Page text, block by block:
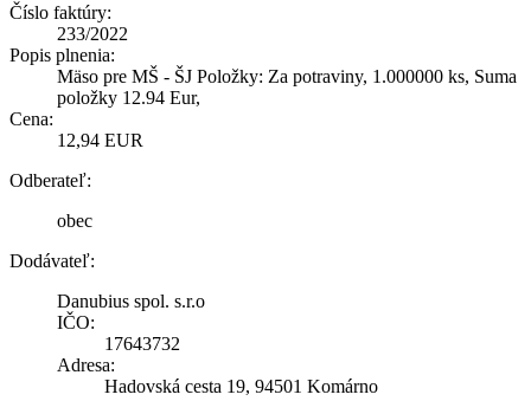
Číslo faktúry:
233/2022
Popis plnenia:
Mäso pre MŠ - ŠJ Položky: Za potraviny, 1.000000 ks, Suma
položky 12.94 Eur,
Cena:
12,94 EUR
Odberateľ:
obec
Dodávateľ:
Danubius spol. s.r.o
IČO:
17643732
Adresa:
Hadovská cesta 19, 94501 Komárno